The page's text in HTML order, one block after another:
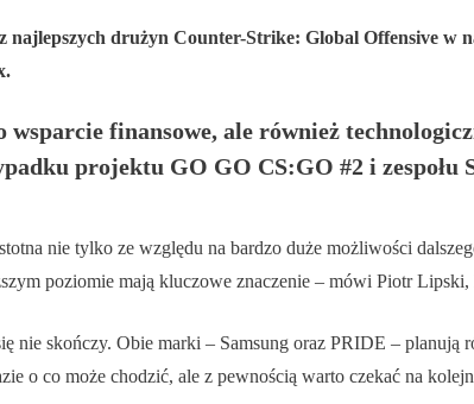
najlepszych drużyn Counter-Strike: Global Offensive
finansowe, ale również
projektu GO GO CS:GO #2 i zespołu
nie tylko ze względu na bardzo duże możliwości
poziomie mają kluczowe znaczenie – mówi Piotr
nie skończy. Obie marki – Samsung oraz PRIDE – planują
o co może chodzić, ale z pewnością warto czekać na